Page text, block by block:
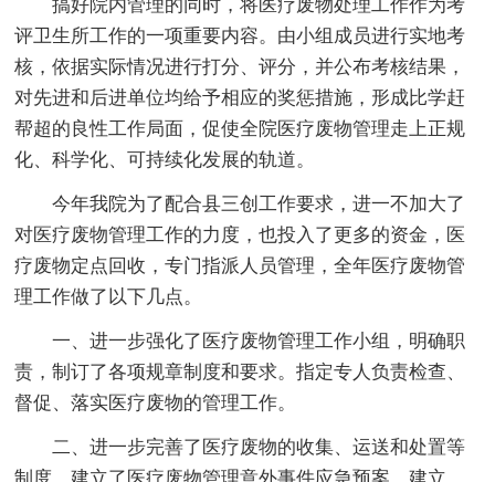
搞好院内管理的同时，将医疗废物处理工作作为考
评卫生所工作的一项重要内容。由小组成员进行实地考
核，依据实际情况进行打分、评分，并公布考核结果，
对先进和后进单位均给予相应的奖惩措施，形成比学赶
帮超的良性工作局面，促使全院医疗废物管理走上正规
化、科学化、可持续化发展的轨道。
今年我院为了配合县三创工作要求，进一不加大了
对医疗废物管理工作的力度，也投入了更多的资金，医
疗废物定点回收，专门指派人员管理，全年医疗废物管
理工作做了以下几点。
一、进一步强化了医疗废物管理工作小组，明确职
责，制订了各项规章制度和要求。指定专人负责检查、
督促、落实医疗废物的管理工作。
二、进一步完善了医疗废物的收集、运送和处置等